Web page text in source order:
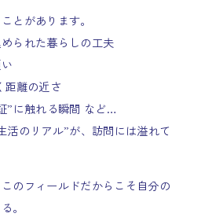
とがあります。
られた暮らしの工夫
距離の近さ
”に触れる瞬間 など…
活のリアル”が、訪問には溢れて
のフィールドだからこそ自分の
。